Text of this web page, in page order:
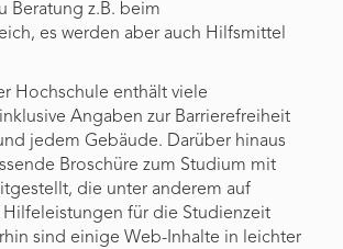
Beratung z.B. beim
es werden aber auch Hilfsmittel
Hochschule enthält viele
Angaben zur Barrierefreiheit
jedem Gebäude. Darüber hinaus
Broschüre zum Studium mit
die unter anderem auf
für die Studienzeit
sind einige Web-Inhalte in leichter